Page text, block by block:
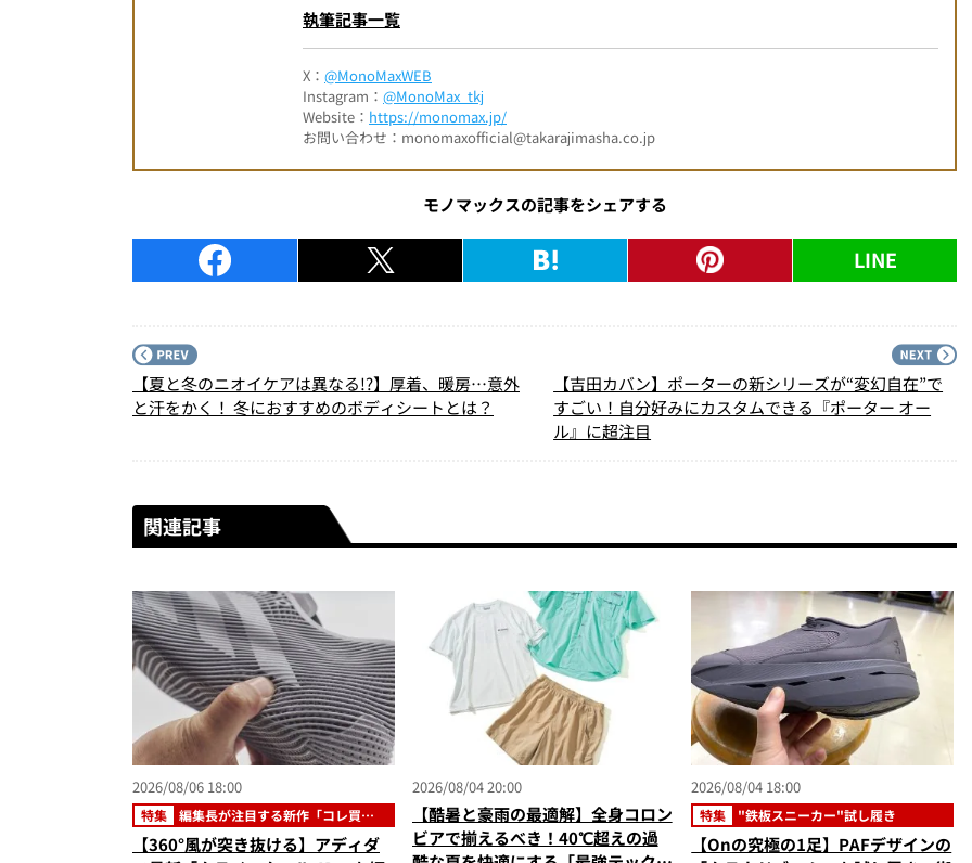
執筆記事一覧
X： @MonoMaxWEB
Instagram： @MonoMax_tkj
Website： https://monomax.jp/
お問い合わせ：monomaxofficial@takarajimasha.co.jp
モノマックスの記事をシェアする
LINE
【夏と冬のニオイケアは異なる!?】厚着、暖房…意外
と汗をかく！ 冬におすすめのボディシートとは？
【吉田カバン】ポーターの新シリーズが“変幻自在”で
すごい！自分好みにカスタムできる『ポーター オー
ル』に超注目
関連記事
2026/08/06 18:00
特集
編集長が注目する新作「コレ買い
です」
【360°風が突き抜ける】アディダ
2026/08/04 20:00
【酷暑と豪雨の最適解】全身コロン
ビアで揃えるべき！40℃超えの過
2026/08/04 18:00
特集 "鉄板スニーカー"試し履き
【Onの究極の1足】PAFデザインの